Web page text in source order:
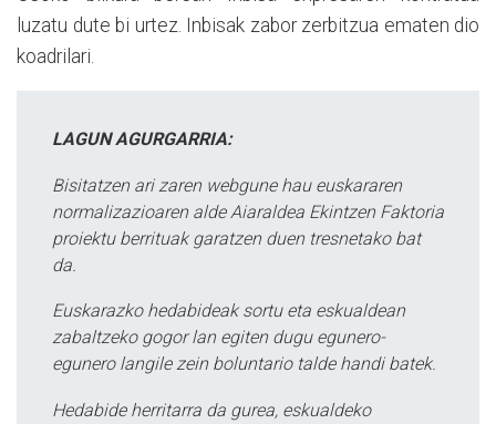
luzatu dute bi urtez. Inbisak zabor zerbitzua ematen dio
koadrilari.
LAGUN AGURGARRIA:
Bisitatzen ari zaren webgune hau euskararen
normalizazioaren alde Aiaraldea Ekintzen Faktoria
proiektu berrituak garatzen duen tresnetako bat
da.
Euskarazko hedabideak sortu eta eskualdean
zabaltzeko gogor lan egiten dugu egunero-
egunero langile zein boluntario talde handi batek.
Hedabide herritarra da gurea, eskualdeko